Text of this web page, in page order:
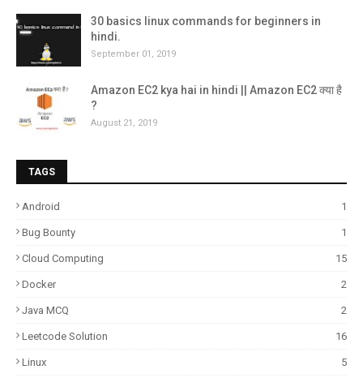
30 basics linux commands for beginners in
hindi.
September 01, 2019
Amazon EC2 kya hai in hindi || Amazon EC2 क्या है
?
August 21, 2019
TAGS
Android 1
Bug Bounty 1
Cloud Computing 15
Docker 2
Java MCQ 2
Leetcode Solution 16
Linux 5